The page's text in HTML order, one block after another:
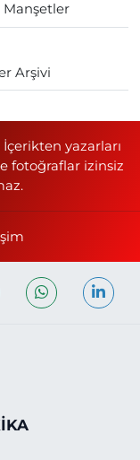
Manşetler
Arşivi
yazarları
fotoğraflar izinsiz